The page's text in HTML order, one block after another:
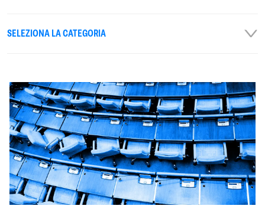
SELEZIONA LA CATEGORIA